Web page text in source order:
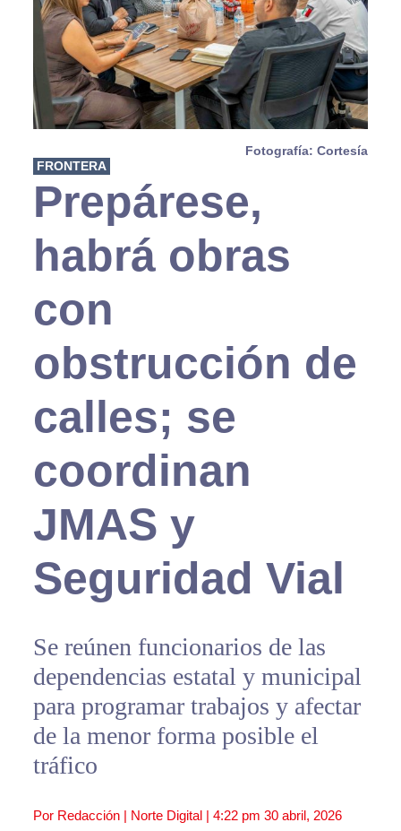
Fotografía: Cortesía
FRONTERA
Prepárese,
habrá obras
con
obstrucción de
calles; se
coordinan
JMAS y
Seguridad Vial
Se reúnen funcionarios de las
dependencias estatal y municipal
para programar trabajos y afectar
de la menor forma posible el
tráfico
Por Redacción | Norte Digital | 4:22 pm 30 abril, 2026